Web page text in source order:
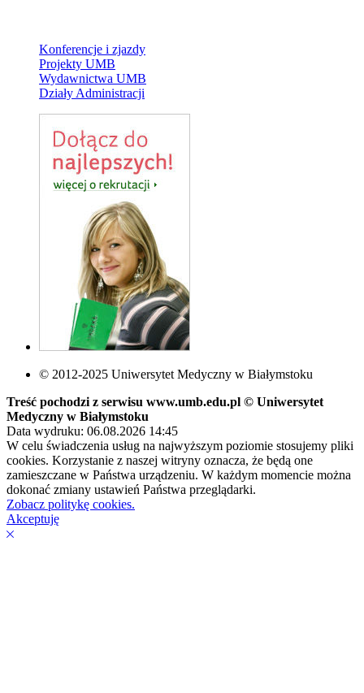
Konferencje i zjazdy
Projekty UMB
Wydawnictwa UMB
Działy Administracji
© 2012-2025 Uniwersytet Medyczny w Białymstoku
Treść pochodzi z serwisu www.umb.edu.pl © Uniwersytet
Medyczny w Białymstoku
Data wydruku: 06.08.2026 14:45
W celu świadczenia usług na najwyższym poziomie stosujemy pliki
cookies. Korzystanie z naszej witryny oznacza, że będą one
zamieszczane w Państwa urządzeniu. W każdym momencie można
dokonać zmiany ustawień Państwa przeglądarki.
Zobacz politykę cookies.
Akceptuję